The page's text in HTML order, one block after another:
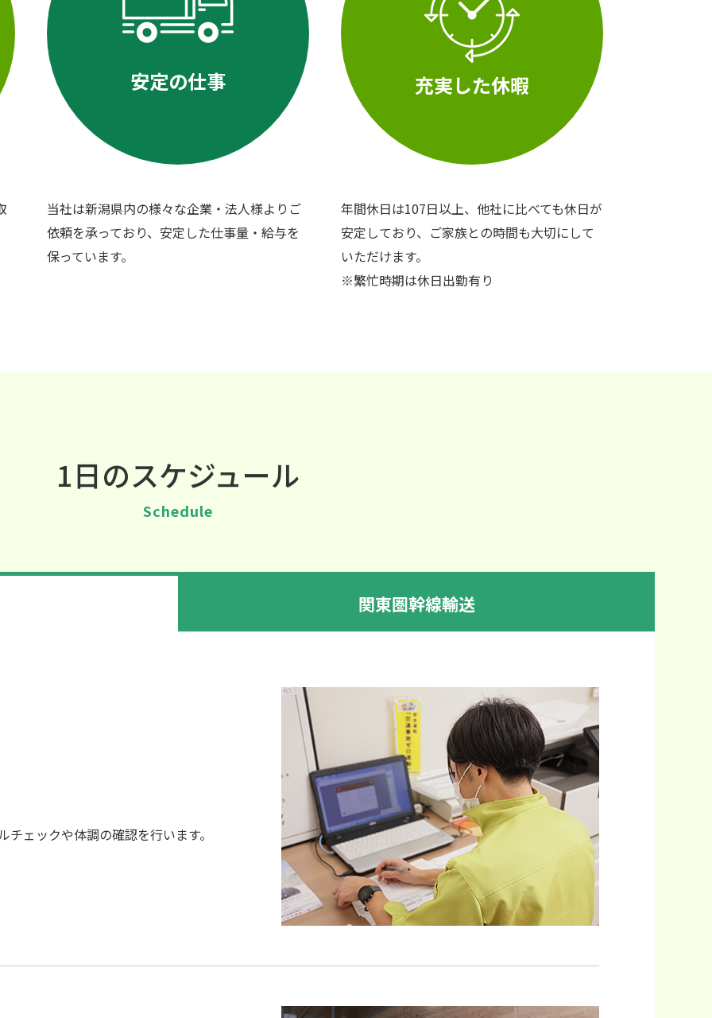
安定の仕事
当社は新潟県内の様々な企業・法人様よりご
依頼を承っており、安定した仕事量・給与を
保っています。
充実した休暇
年間休日は107日以上、他社に比べても休日が
安定しており、ご家族との時間も大切にして
いただけます。
​​​​​​​※繁忙時期は休日出勤有り
1日のスケジュール
Schedule
関東圏幹線輸送
ェックや体調の確認を行います。